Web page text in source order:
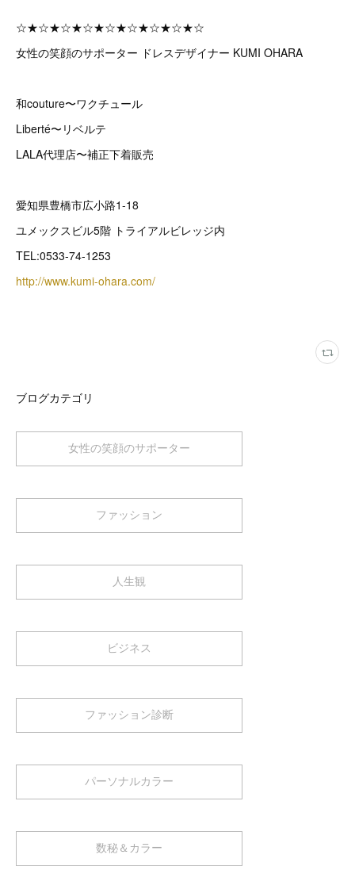
☆★☆★☆★☆★☆★☆★☆★☆★☆
女性の笑顔のサポーター ドレスデザイナー KUMI OHARA
和couture〜ワクチュール
Liberté〜リベルテ
LALA代理店〜補正下着販売
愛知県豊橋市広小路1-18
ユメックスビル5階 トライアルビレッジ内
TEL:0533-74-1253
http://www.kumi-ohara.com/
ブログカテゴリ
女性の笑顔のサポーター
ファッション
人生観
ビジネス
ファッション診断
パーソナルカラー
数秘＆カラー